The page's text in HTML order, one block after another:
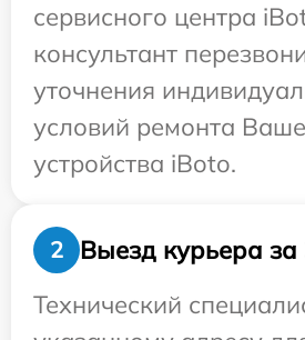
сервисного центра
консультант
уточнения
условий ремонта
устройства iBoto.
2
Выезд курьера за
Технический